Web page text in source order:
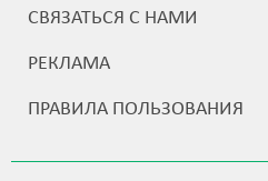
СВЯЗАТЬСЯ С НАМИ
РЕКЛАМА
ПРАВИЛА ПОЛЬЗОВАНИЯ